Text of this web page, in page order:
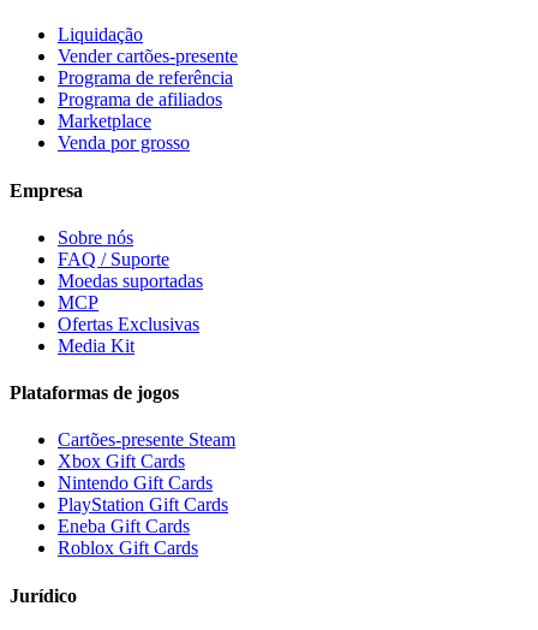
Liquidação
Vender cartões-presente
Programa de referência
Programa de afiliados
Marketplace
Venda por grosso
Empresa
Sobre nós
FAQ / Suporte
Moedas suportadas
MCP
Ofertas Exclusivas
Media Kit
Plataformas de jogos
Cartões-presente Steam
Xbox Gift Cards
Nintendo Gift Cards
PlayStation Gift Cards
Eneba Gift Cards
Roblox Gift Cards
Jurídico